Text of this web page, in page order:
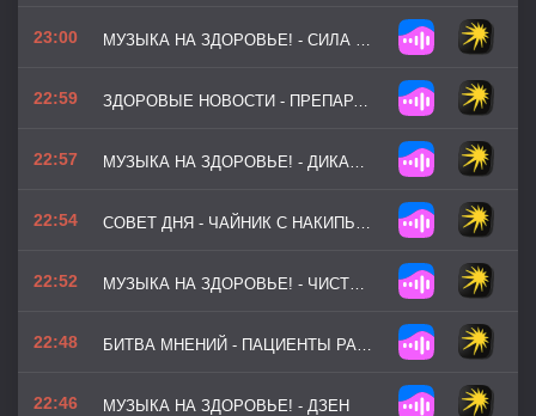
23:00 МУЗЫКА НА ЗДОРОВЬЕ! - СИЛА ВОЛИ
22:59 ЗДОРОВЫЕ НОВОСТИ - ПРЕПАРАТ ОТ МАЛЯРИИ
22:57 МУЗЫКА НА ЗДОРОВЬЕ! - ДИКАЯ МЯТА
22:54 СОВЕТ ДНЯ - ЧАЙНИК С НАКИПЬЮ — ДОМ ДЛЯ БАКТЕРИЙ
22:52 МУЗЫКА НА ЗДОРОВЬЕ! - ЧИСТЫЙ РАЗУМ
22:48 БИТВА МНЕНИЙ - ПАЦИЕНТЫ РАСШИФРОВЫВАЮТ АНАЛИЗЫ САМИ
22:46 МУЗЫКА НА ЗДОРОВЬЕ! - ДЗЕН